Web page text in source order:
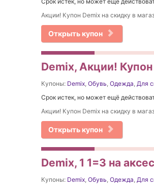
Акции! Купон Demix на скидку в
Открыть купон
Demix, Акции!
Купоны: Demix, Обувь, Одежда, Для
Срок истек, но может ещё
Акции! Купон Demix на скидку в
Открыть купон
Demix, 1 1=3 на
Купоны: Demix, Обувь, Одежда, Для